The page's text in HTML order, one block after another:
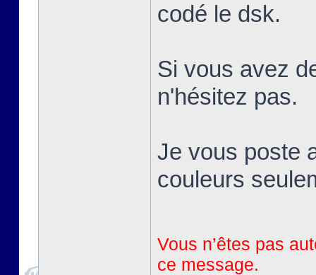
codé le dsk.
Si vous avez
n'hésitez pas.
Je vous poste
couleurs
Vous n’êtes pas
ce message.